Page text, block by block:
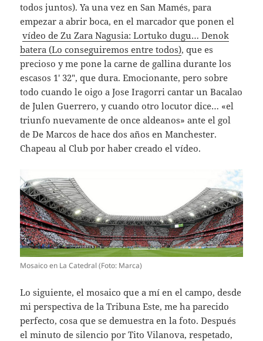
todos juntos). Ya una vez en San Mamés, para
empezar a abrir boca, en el marcador que ponen el
vídeo de Zu Zara Nagusia: Lortuko dugu… Denok
batera (Lo conseguiremos entre todos), que es
precioso y me pone la carne de gallina durante los
escasos 1′ 32″, que dura. Emocionante, pero sobre
todo cuando le oigo a Jose Iragorri cantar un Bacalao
de Julen Guerrero, y cuando otro locutor dice… «el
triunfo nuevamente de once aldeanos» ante el gol
de De Marcos de hace dos años en Manchester.
Chapeau al Club por haber creado el vídeo.
Mosaico en La Catedral (Foto: Marca)
Lo siguiente, el mosaico que a mí en el campo, desde
mi perspectiva de la Tribuna Este, me ha parecido
perfecto, cosa que se demuestra en la foto. Después
el minuto de silencio por Tito Vilanova, respetado,